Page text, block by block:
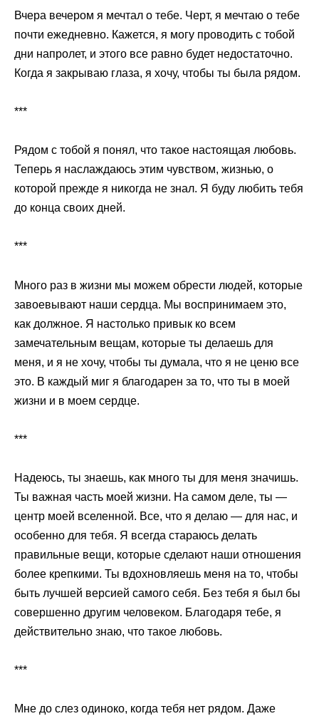
Вчера вечером я мечтал о тебе. Черт, я мечтаю о тебе
почти ежедневно. Кажется, я могу проводить с тобой
дни напролет, и этого все равно будет недостаточно.
Когда я закрываю глаза, я хочу, чтобы ты была рядом.
***
Рядом с тобой я понял, что такое настоящая любовь.
Теперь я наслаждаюсь этим чувством, жизнью, о
которой прежде я никогда не знал. Я буду любить тебя
до конца своих дней.
***
Много раз в жизни мы можем обрести людей, которые
завоевывают наши сердца. Мы воспринимаем это,
как должное. Я настолько привык ко всем
замечательным вещам, которые ты делаешь для
меня, и я не хочу, чтобы ты думала, что я не ценю все
это. В каждый миг я благодарен за то, что ты в моей
жизни и в моем сердце.
***
Надеюсь, ты знаешь, как много ты для меня значишь.
Ты важная часть моей жизни. На самом деле, ты —
центр моей вселенной. Все, что я делаю — для нас, и
особенно для тебя. Я всегда стараюсь делать
правильные вещи, которые сделают наши отношения
более крепкими. Ты вдохновляешь меня на то, чтобы
быть лучшей версией самого себя. Без тебя я был бы
совершенно другим человеком. Благодаря тебе, я
действительно знаю, что такое любовь.
***
Мне до слез одиноко, когда тебя нет рядом. Даже